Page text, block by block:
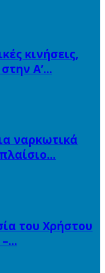
κινήσεις,
Α’…
ναρκωτικά
του Χρήστου
–…